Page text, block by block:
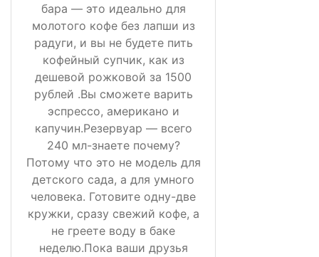
бара — это идеально для
молотого кофе без лапши из
радуги, и вы не будете пить
кофейный супчик, как из
дешевой рожковой за 1500
рублей .Вы сможете варить
эспрессо, американо и
капучин.Резервуар — всего
240 мл-знаете почему?
Потому что это не модель для
детского сада, а для умного
человека. Готовите одну-две
кружки, сразу свежий кофе, а
не греете воду в баке
неделю.Пока ваши друзья